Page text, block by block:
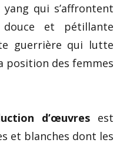
qui s’affrontent
et pétillante
guerrière qui lutte
position des femmes
d’œuvres est
et blanches dont les